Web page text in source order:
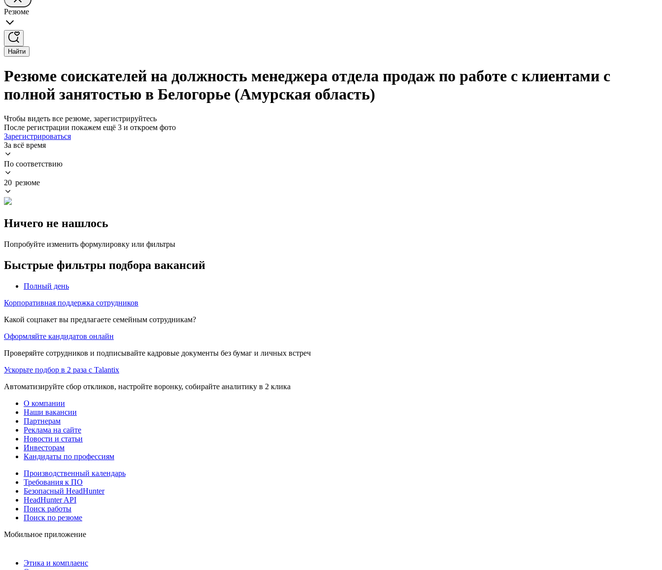
Резюме
Найти
Резюме соискателей на должность менеджера отдела продаж по работе с клиентами с
полной занятостью в Белогорье (Амурская область)
Чтобы видеть все резюме, зарегистрируйтесь
После регистрации покажем ещё 3 и откроем фото
Зарегистрироваться
За всё время
По соответствию
20 резюме
Ничего не нашлось
Попробуйте изменить формулировку или фильтры
Быстрые фильтры подбора вакансий
Полный день
Корпоративная поддержка сотрудников
Какой соцпакет вы предлагаете семейным сотрудникам?
Оформляйте кандидатов онлайн
Проверяйте сотрудников и подписывайте кадровые документы без бумаг и личных встреч
Ускорьте подбор в 2 раза с Talantix
Автоматизируйте сбор откликов, настройте воронку, собирайте аналитику в 2 клика
О компании
Наши вакансии
Партнерам
Реклама на сайте
Новости и статьи
Инвесторам
Кандидаты по профессиям
Производственный календарь
Требования к ПО
Безопасный HeadHunter
HeadHunter API
Поиск работы
Поиск по резюме
Мобильное приложение
Этика и комплаенс